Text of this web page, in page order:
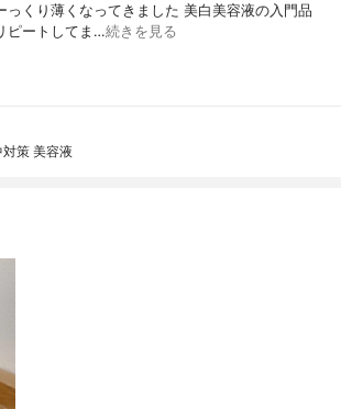
っくり薄くなってきました 美白美容液の入門品
ピートしてま…続きを見る
策 美容液